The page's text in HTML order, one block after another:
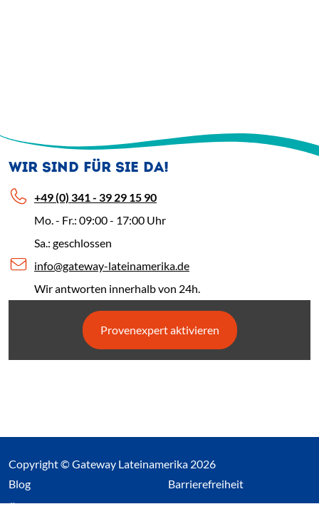
WIR SIND FÜR SIE DA!
+49 (0) 341 - 39 29 15 90
Mo. - Fr.: 09:00 - 17:00 Uhr
Sa.: geschlossen
info@gateway-lateinamerika.de
Wir antworten innerhalb von 24h.
Provenexpert aktivieren
Copyright © Gateway Lateinamerika 2026
Blog(Link öffnet einen neuen Tab)Barrierefreiheit